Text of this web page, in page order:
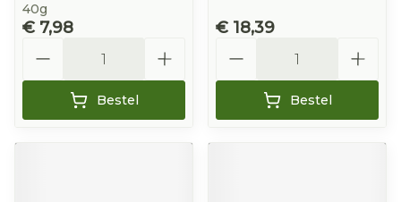
40g
€ 7,98
Bestel
€ 18,39
Bestel